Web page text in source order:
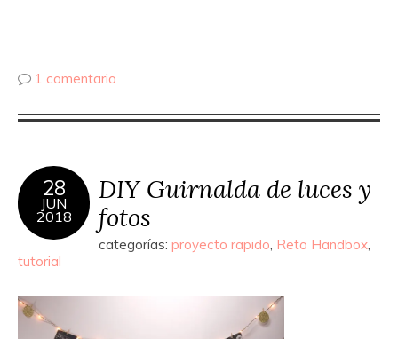
1 comentario
28
JUN
2018
DIY Guirnalda de luces y
fotos
categorías: proyecto rapido, Reto Handbox,
tutorial